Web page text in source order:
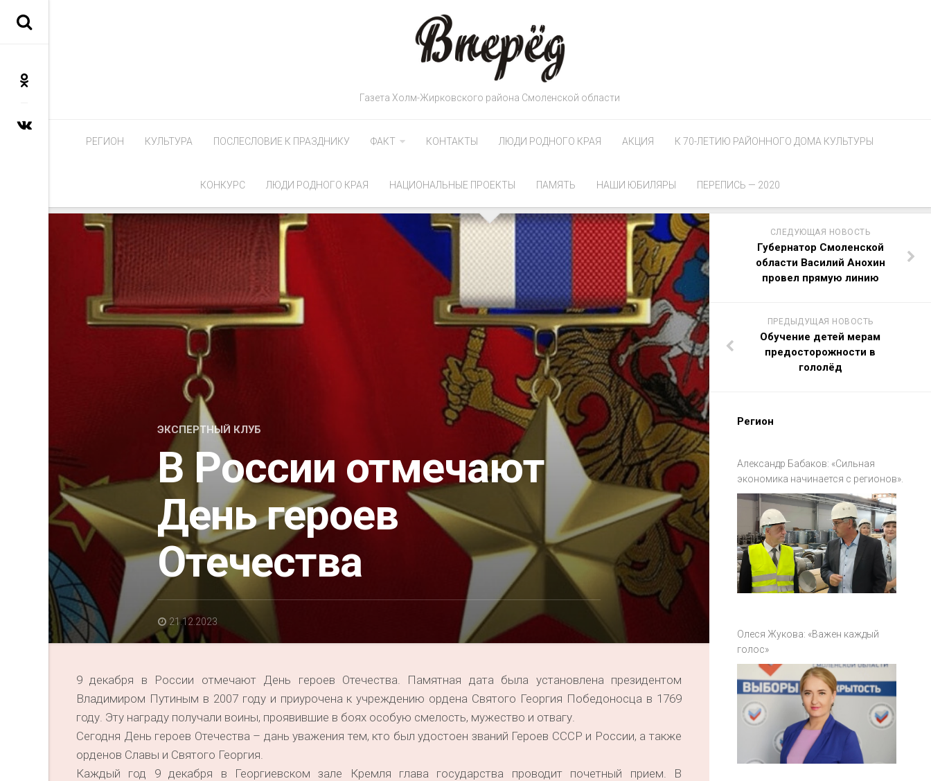
Газета Холм-Жирковского района Смоленской области
РЕГИОН КУЛЬТУРА ПОСЛЕСЛОВИЕ К ПРАЗДНИКУ ФАКТ КОНТАКТЫ ЛЮДИ РОДНОГО КРАЯ АКЦИЯ К 70-ЛЕТИЮ РАЙОННОГО ДОМА КУЛЬТУРЫ
КОНКУРС ЛЮДИ РОДНОГО КРАЯ НАЦИОНАЛЬНЫЕ ПРОЕКТЫ ПАМЯТЬ НАШИ ЮБИЛЯРЫ ПЕРЕПИСЬ — 2020
ЭКСПЕРТНЫЙ КЛУБ
В России отмечают
День героев
Отечества
21.12.2023
9 декабря в России отмечают День героев Отечества. Памятная дата была установлена президентом
Владимиром Путиным в 2007 году и приурочена к учреждению ордена Святого Георгия Победоносца в 1769
году. Эту награду получали воины, проявившие в боях особую смелость, мужество и отвагу.
Сегодня День героев Отечества – дань уважения тем, кто был удостоен званий Героев СССР и России, а также
орденов Славы и Святого Георгия.
Каждый год 9 декабря в Георгиевском зале Кремля глава государства проводит почетный прием. В
СЛЕДУЮЩАЯ НОВОСТЬ
Губернатор Смоленской
области Василий Анохин
провел прямую линию
ПРЕДЫДУЩАЯ НОВОСТЬ
Обучение детей мерам
предосторожности в
гололёд
Регион
Александр Бабаков: «Сильная
экономика начинается с регионов».
Олеся Жукова: «Важен каждый
голос»